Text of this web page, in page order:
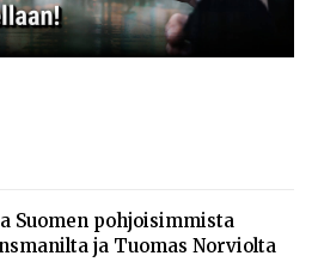
Suomen pohjoisimmista
ja Tuomas Norviolta